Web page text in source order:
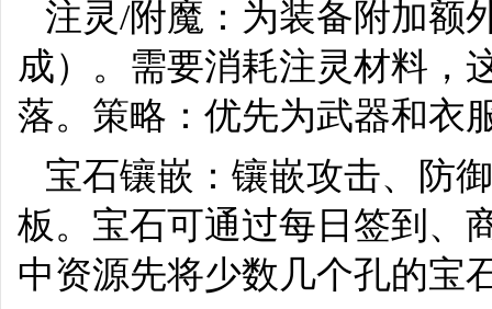
注灵/附魔：为装备附加额
成）。需要消耗注灵材料，
落。策略：优先为武器和衣
宝石镶嵌：镶嵌攻击、防
板。宝石可通过每日签到、
中资源先将少数几个孔的宝